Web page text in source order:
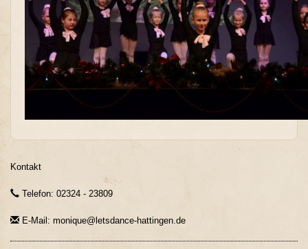
Kontakt
Telefon: 02324 - 23809
E-Mail: monique@letsdance-hattingen.de